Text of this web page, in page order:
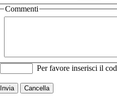
Commenti
Per favore inserisci il
Invia Cancella